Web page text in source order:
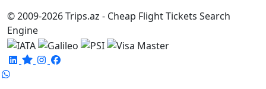
© 2009-2026 Trips.az - Cheap Flight Tickets Search
Engine